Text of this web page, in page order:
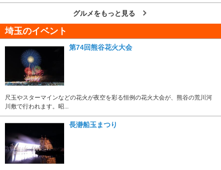
グルメをもっと見る
埼玉のイベント
第74回熊谷花火大会
尺玉やスターマインなどの花火が夜空を彩る恒例の花火大会が、熊谷の荒川河
川敷で行われます。昭...
長瀞船玉まつり